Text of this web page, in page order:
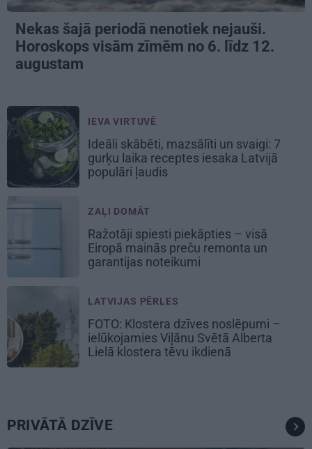
Nekas šajā periodā nenotiek nejauši.
Horoskops visām zīmēm no 6. līdz 12.
augustam
IEVA VIRTUVĒ
Ideāli skābēti, mazsālīti un svaigi: 7
gurķu laika receptes iesaka Latvijā
populāri ļaudis
ZAĻI DOMĀT
Ražotāji spiesti piekāpties – visā
Eiropā mainās preču remonta un
garantijas noteikumi
LATVIJAS PĒRLES
FOTO: Klostera dzīves noslēpumi –
ielūkojamies Viļānu Svētā Alberta
Lielā klostera tēvu ikdienā
PRIVĀTĀ DZĪVE